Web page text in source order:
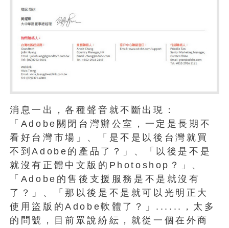
消息一出，各種聲音就不斷出現：
「Adobe關閉台灣辦公室，一定是長期不
看好台灣市場」、「是不是以後台灣就買
不到Adobe的產品了？」、「以後是不是
就沒有正體中文版的Photoshop？」、
「Adobe的售後支援服務是不是就沒有
了？」、「那以後是不是就可以光明正大
使用盜版的Adobe軟體了？」......，太多
的問號，目前眾說紛紜，就從一個在外商